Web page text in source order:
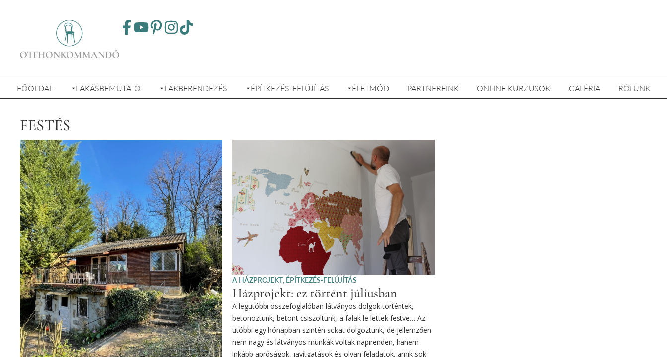
FŐOLDAL LAKÁSBEMUTATÓ LAKBERENDEZÉS ÉPÍTKEZÉS-FELÚJÍTÁS ÉLETMÓD PARTNEREINK ONLINE KURZUSOK GALÉRIA RÓLUNK
FESTÉS
A HÁZPROJEKT, ÉPÍTKEZÉS-FELÚJÍTÁS
Házprojekt: ez történt júliusban
A legutóbbi összefoglalóban látványos dolgok történtek,
betonoztunk, betont csiszoltunk, a falak le lettek festve… Az
utóbbi egy hónapban szintén sokat dolgoztunk, de jellemzően
nem nagy és látványos munkák voltak napirenden, hanem
inkább apróságok, javítgatások és olyan feladatok, amik sok